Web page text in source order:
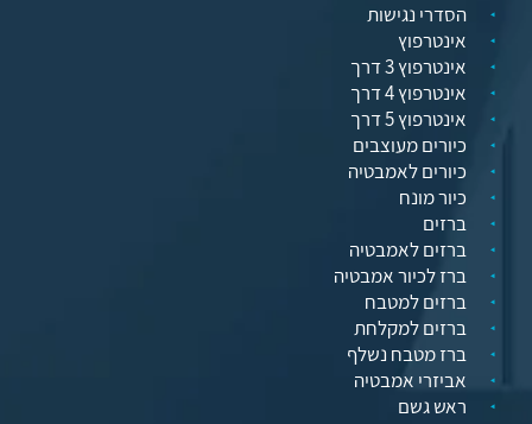
הסדרי נגישות
אינטרפוץ
אינטרפוץ 3 דרך
אינטרפוץ 4 דרך
אינטרפוץ 5 דרך
כיורים מעוצבים
כיורים לאמבטיה
כיור מונח
ברזים
ברזים לאמבטיה
ברז לכיור אמבטיה
ברזים למטבח
ברזים למקלחת
ברז מטבח נשלף
אביזרי אמבטיה
ראש גשם